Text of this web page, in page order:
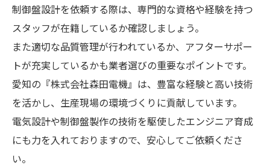
制御盤設計を依頼する際は、専門的な資格や経験を持つ
スタッフが在籍しているか確認しましょう。
また適切な品質管理が行われているか、アフターサポー
トが充実しているかも業者選びの重要なポイントです。
愛知の『株式会社森田電機』は、豊富な経験と高い技術
を活かし、生産現場の環境づくりに貢献しています。
電気設計や制御盤製作の技術を駆使したエンジニア育成
にも力を入れておりますので、安心してご依頼くださ
い。